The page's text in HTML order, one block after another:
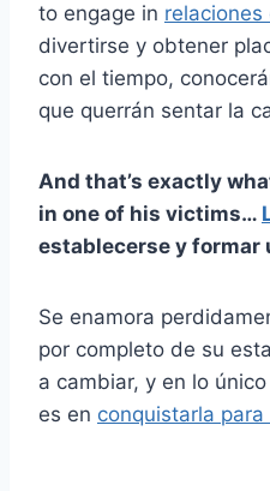
to engage in relaciones
divertirse y obtener
con el tiempo,
que querrán sentar la
And that’s exactly
in one of his victims…
establecerse y formar
Se enamora
por completo de su
a cambiar, y en lo
es en conquistarla para